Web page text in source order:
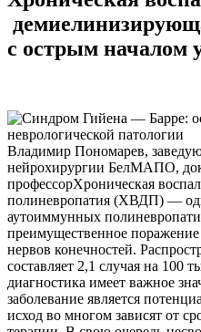
с острым началом
Владимир Пономарев,
нейрохирургии БелМАПО,
профессорХроническая
полиневропатия (ХВДП) —
аутоиммунных
преимущественное
нервов конечностей.
составляет 2,1 случая на 100
диагностика имеет важное
заболевание является
исход во многом зависят от